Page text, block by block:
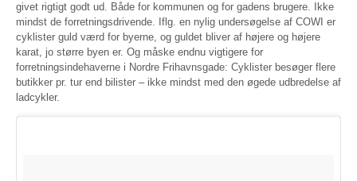
givet rigtigt godt ud. Både for kommunen og for gadens brugere. Ikke
mindst de forretningsdrivende. Iflg. en nylig undersøgelse af COWI er
cyklister guld værd for byerne, og guldet bliver af højere og højere
karat, jo større byen er. Og måske endnu vigtigere for
forretningsindehaverne i Nordre Frihavnsgade: Cyklister besøger flere
butikker pr. tur end bilister – ikke mindst med den øgede udbredelse af
ladcykler.